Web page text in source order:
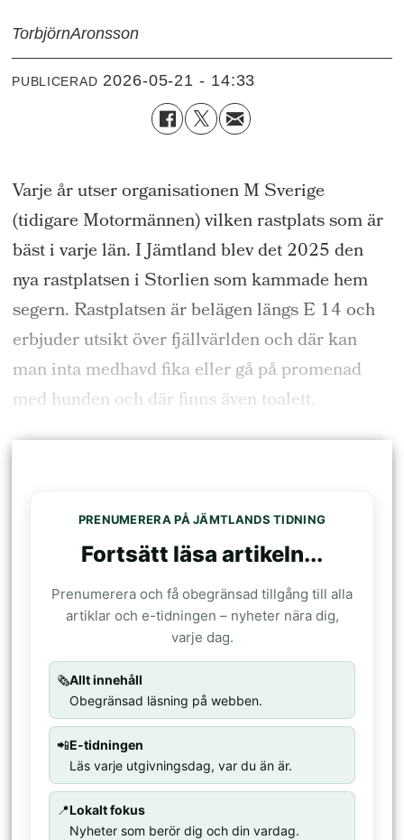
TorbjörnAronsson
PUBLICERAD 2026-05-21 - 14:33
Varje år utser organisationen M Sverige
(tidigare Motormännen) vilken rastplats som är
bäst i varje län. I Jämtland blev det 2025 den
nya rastplatsen i Storlien som kammade hem
segern. Rastplatsen är belägen längs E 14 och
erbjuder utsikt över fjällvärlden och där kan
man inta medhavd fika eller gå på promenad
med hunden och där finns även toalett.
PRENUMERERA PÅ JÄMTLANDS TIDNING
Fortsätt läsa artikeln...
Prenumerera och få obegränsad tillgång till alla
artiklar och e-tidningen – nyheter nära dig,
varje dag.
🗞️Allt innehåll
Obegränsad läsning på webben.
📲E-tidningen
Läs varje utgivningsdag, var du än är.
📍Lokalt fokus
Nyheter som berör dig och din vardag.